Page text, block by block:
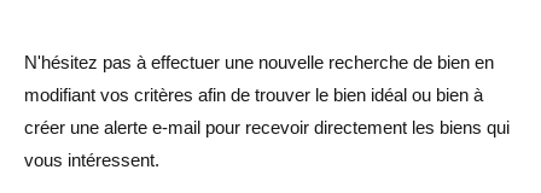
N'hésitez pas à effectuer une nouvelle recherche de bien en
modifiant vos critères afin de trouver le bien idéal ou bien à
créer une alerte e-mail pour recevoir directement les biens qui
vous intéressent.